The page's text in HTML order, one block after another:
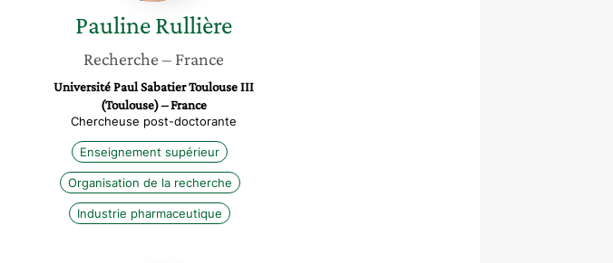
Pauline Rullière
Recherche – France
Université Paul Sabatier Toulouse III
(Toulouse) – France
Chercheuse post-doctorante
Enseignement supérieur
Organisation de la recherche
Industrie pharmaceutique